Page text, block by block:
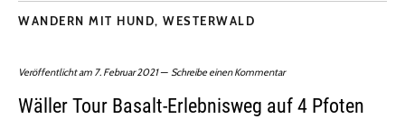
WANDERN MIT HUND, WESTERWALD
Veröffentlicht am 7. Februar 2021 Schreibe einen Kommentar
Wäller Tour Basalt-Erlebnisweg auf 4 Pfoten